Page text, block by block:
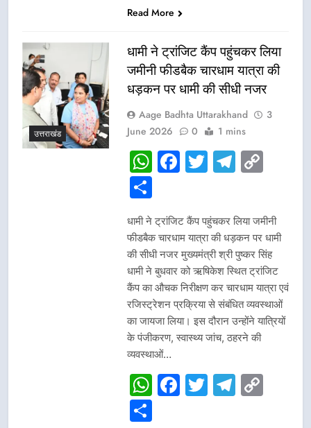
Read More
उत्तराखंड
धामी ने ट्रांजिट कैंप पहुंचकर लिया
जमीनी फीडबैक चारधाम यात्रा की
धड़कन पर धामी की सीधी नजर
Aage Badhta Uttarakhand
3
June 2026
0 1 mins
WhatsApp
Facebook
Twitter
Share
धामी ने ट्रांजिट कैंप पहुंचकर लिया जमीनी
फीडबैक चारधाम यात्रा की धड़कन पर धामी
की सीधी नजर मुख्यमंत्री श्री पुष्कर सिंह
धामी ने बुधवार को ऋषिकेश स्थित ट्रांजिट
कैंप का औचक निरीक्षण कर चारधाम यात्रा एवं
रजिस्ट्रेशन प्रक्रिया से संबंधित व्यवस्थाओं
का जायजा लिया। इस दौरान उन्होंने यात्रियों
के पंजीकरण, स्वास्थ्य जांच, ठहरने की
व्यवस्थाओं…
WhatsApp
Facebook
Twitter
Share